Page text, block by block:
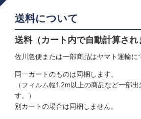
送料について
送料（カート内で自動計算され
佐川急便または一部商品はヤマト運輸に
同一カートのものは同梱します。
（フィルム幅1.2m以上の商品など一部
す。）
別カートの場合は同梱しません。